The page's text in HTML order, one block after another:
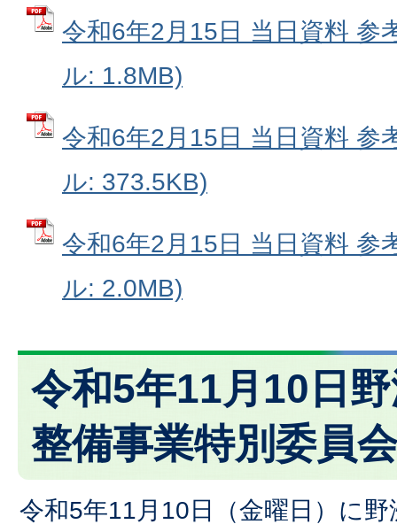
令和6年2月15日 当日資料 参
ル: 1.8MB)
令和6年2月15日 当日資料 参
ル: 373.5KB)
令和6年2月15日 当日資料 参
ル: 2.0MB)
令和5年11月10日
整備事業特別委員
令和5年11月10日（金曜日）に